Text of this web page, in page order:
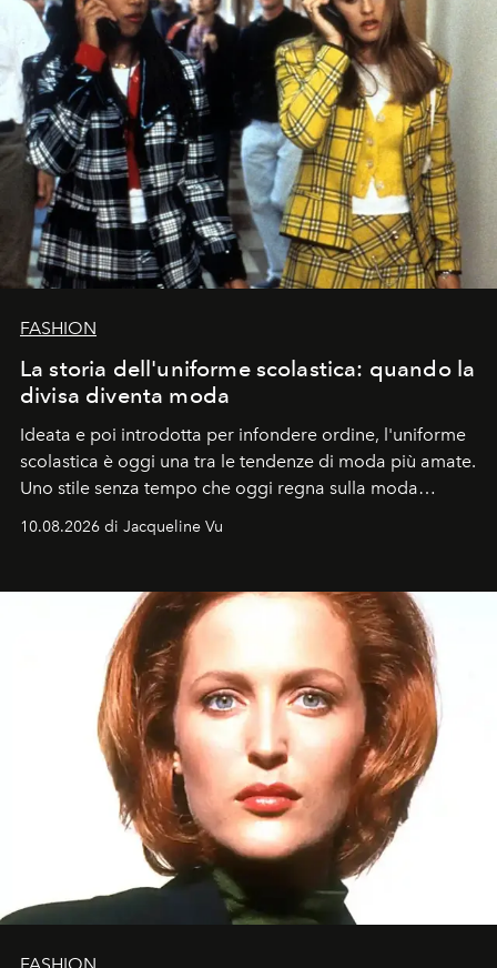
FASHION
La storia dell'uniforme scolastica: quando la
divisa diventa moda
Ideata e poi introdotta per infondere ordine, l'uniforme
scolastica è oggi una tra le tendenze di moda più amate.
Uno stile senza tempo che oggi regna sulla moda
10.08.2026 di Jacqueline Vu